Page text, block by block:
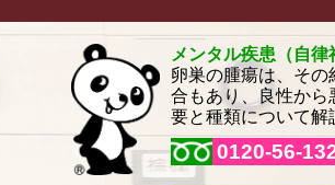
メンタル疾患（自
卵巣の腫瘍は、そ
合もあり、良性から
要と種類について解
0120-56-